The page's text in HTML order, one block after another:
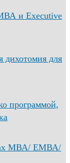
и Executive
дихотомия для
программой,
МВА/ ЕМВА/